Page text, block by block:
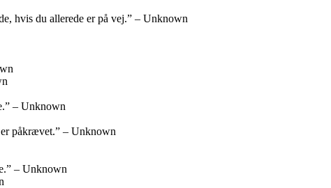
hvis du allerede er på vej.” – Unknown
– Unknown
påkrævet.” – Unknown
– Unknown